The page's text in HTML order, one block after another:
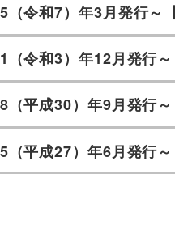
（令和7）年3月発行
（令和3）年12月発行
（平成30）年9月発行
（平成27）年6月発行